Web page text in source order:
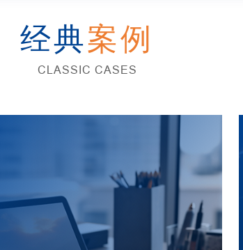
经典案例
CLASSIC CASES